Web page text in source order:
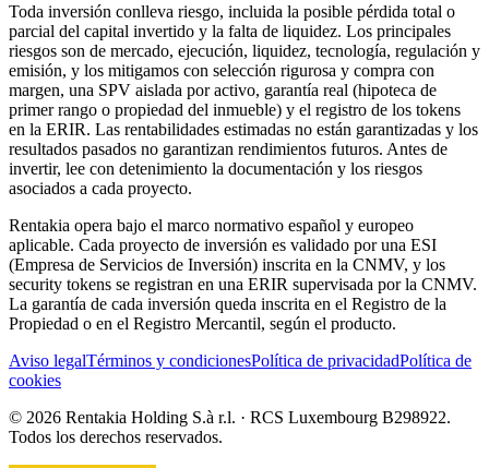
Toda inversión conlleva riesgo, incluida la posible pérdida total o
parcial del capital invertido y la falta de liquidez. Los principales
riesgos son de mercado, ejecución, liquidez, tecnología, regulación y
emisión, y los mitigamos con selección rigurosa y compra con
margen, una SPV aislada por activo, garantía real (hipoteca de
primer rango o propiedad del inmueble) y el registro de los tokens
en la ERIR. Las rentabilidades estimadas no están garantizadas y los
resultados pasados no garantizan rendimientos futuros. Antes de
invertir, lee con detenimiento la documentación y los riesgos
asociados a cada proyecto.
Rentakia opera bajo el marco normativo español y europeo
aplicable. Cada proyecto de inversión es validado por una ESI
(Empresa de Servicios de Inversión) inscrita en la CNMV, y los
security tokens se registran en una ERIR supervisada por la CNMV.
La garantía de cada inversión queda inscrita en el Registro de la
Propiedad o en el Registro Mercantil, según el producto.
Aviso legalTérminos y condicionesPolítica de privacidadPolítica de
cookies
© 2026 Rentakia Holding S.à r.l. · RCS Luxembourg B298922.
Todos los derechos reservados.